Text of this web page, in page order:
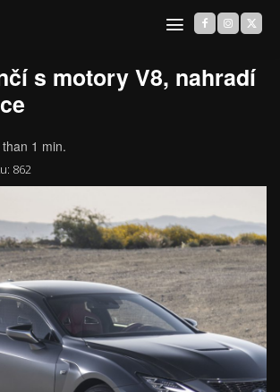
s motory V8, nahradí
1 min.
862